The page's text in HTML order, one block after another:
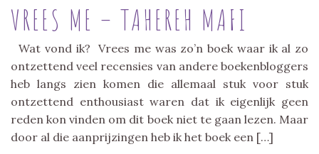
VREES ME – TAHEREH MAFI
Wat vond ik? Vrees me was zo’n boek waar ik al zo
ontzettend veel recensies van andere boekenbloggers
heb langs zien komen die allemaal stuk voor stuk
ontzettend enthousiast waren dat ik eigenlijk geen
reden kon vinden om dit boek niet te gaan lezen. Maar
door al die aanprijzingen heb ik het boek een […]